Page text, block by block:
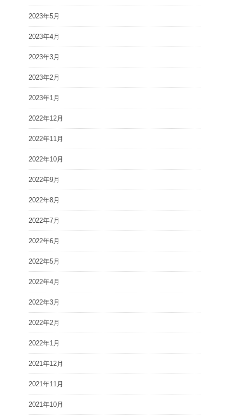
2023年5月
2023年4月
2023年3月
2023年2月
2023年1月
2022年12月
2022年11月
2022年10月
2022年9月
2022年8月
2022年7月
2022年6月
2022年5月
2022年4月
2022年3月
2022年2月
2022年1月
2021年12月
2021年11月
2021年10月